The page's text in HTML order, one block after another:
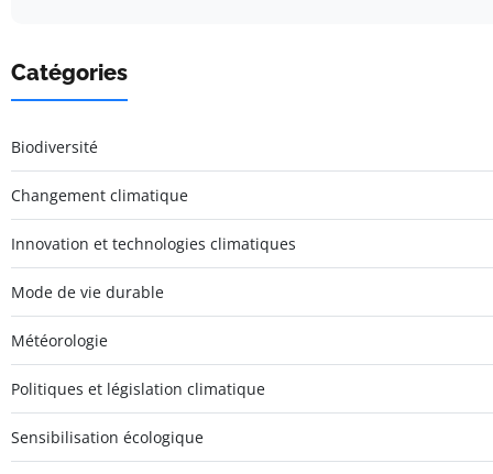
Catégories
Biodiversité
Changement climatique
Innovation et technologies climatiques
Mode de vie durable
Météorologie
Politiques et législation climatique
Sensibilisation écologique